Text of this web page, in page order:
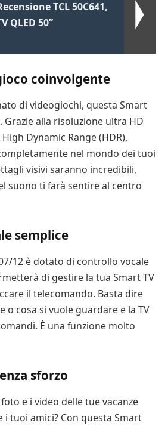
TCL 50C641,
QLED 50”
coinvolgente
di videogiochi, questa Smart
Grazie alla risoluzione ultra HD
Dynamic Range (HDR),
nel mondo dei tuoi
visivi saranno incredibili,
suono ti farà sentire al centro
semplice
12 è dotato di controllo vocale
di gestire la tua Smart TV
il telecomando. Basta dire
o cosa si vuole guardare e la TV
È una funzione molto
sforzo
e i video delle tue vacanze
i tuoi amici? Con questa Smart